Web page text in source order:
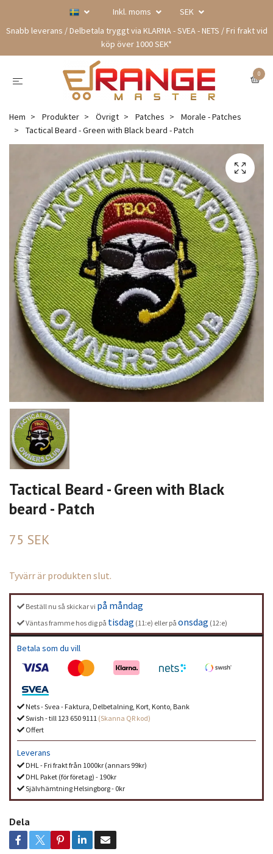
Inkl. moms
SEK
Snabb leverans / Delbetala tryggt via KLARNA - SVEA - NETS / Fri frakt vid
köp över 1000 SEK*
0
Hem Produkter Övrigt Patches
Morale - Patches
Tactical Beard - Green with Black beard - Patch
Tactical Beard - Green with Black
beard - Patch
75 SEK
Tyvärr är produkten slut.
Beställ nu så skickar vi på måndag
Väntas framme hos dig på tisdag (11:e) eller på onsdag (12:e)
Betala som du vill
Nets - Svea - Faktura, Delbetalning, Kort, Konto, Bank
Swish - till 123 650 9111 (Skanna QR kod)
Offert
Leverans
DHL - Fri frakt från 1000kr (annars 99kr)
DHL Paket (för företag) - 190kr
Självhämtning Helsingborg - 0kr
Dela